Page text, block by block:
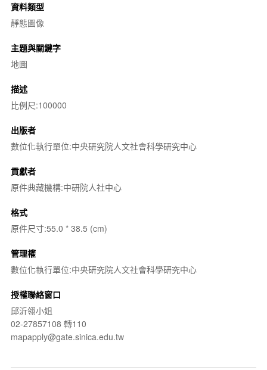
資料類型
靜態圖像
主題與關鍵字
地圖
描述
比例尺:100000
出版者
數位化執行單位:中央研究院人文社會科學研究中心
貢獻者
原件典藏機構:中研院人社中心
格式
原件尺寸:55.0 * 38.5 (cm)
管理權
數位化執行單位:中央研究院人文社會科學研究中心
授權聯絡窗口
邱沂翎小姐
02-27857108 轉110
mapapply@gate.sinica.edu.tw